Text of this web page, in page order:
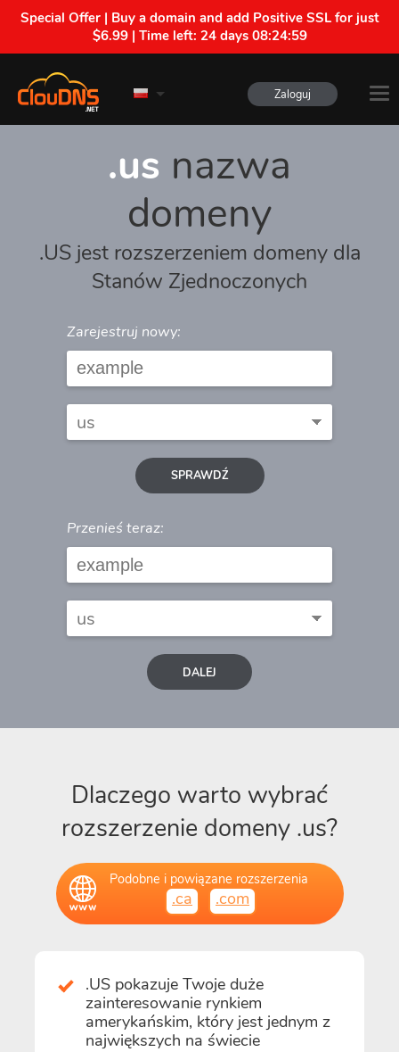
Special Offer | Buy a domain and add Positive SSL for just
$6.99 | Time left: 24 days 08:24:59
Zaloguj
.us nazwa
domeny
.US jest rozszerzeniem domeny dla
Stanów Zjednoczonych
Zarejestruj nowy:
SPRAWDŹ
Przenieś teraz:
DALEJ
Dlaczego warto wybrać
rozszerzenie domeny .us?
Podobne i powiązane rozszerzenia
.ca .com
.US pokazuje Twoje duże
zainteresowanie rynkiem
amerykańskim, który jest jednym z
największych na świecie